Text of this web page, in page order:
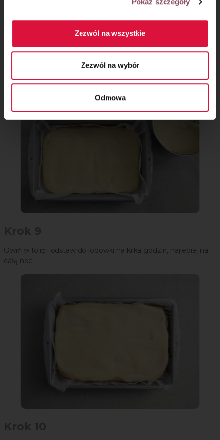
Pokaż szczegóły
Zezwól na wszystkie
Zezwól na wybór
Odmowa
Krok 8
Przestudzonym kremem przełóż każdy blat ciasta.
Owiń w folię i odstaw do lodówki na kilka godzin, najlepiej na
całą noc.